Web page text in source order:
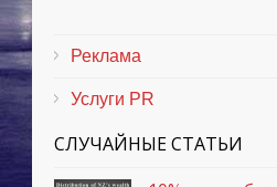
Реклама
Услуги PR
СЛУЧАЙНЫЕ СТАТЬИ